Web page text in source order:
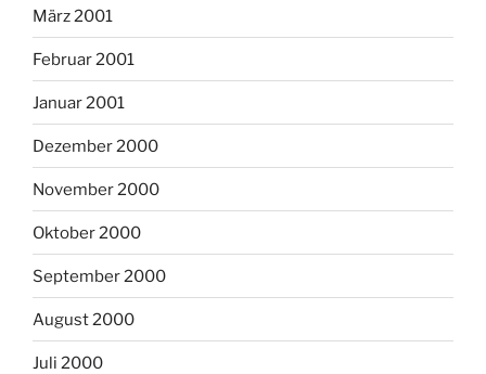
März 2001
Februar 2001
Januar 2001
Dezember 2000
November 2000
Oktober 2000
September 2000
August 2000
Juli 2000